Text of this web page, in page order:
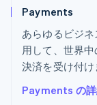
Payments
あらゆるビジ
用して、世界
決済を受け付け
Payments の
Nederlands
English
ポルトガル
Português
English